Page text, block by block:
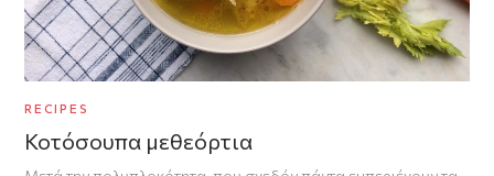
RECIPES
Κοτόσουπα μεθεόρτια